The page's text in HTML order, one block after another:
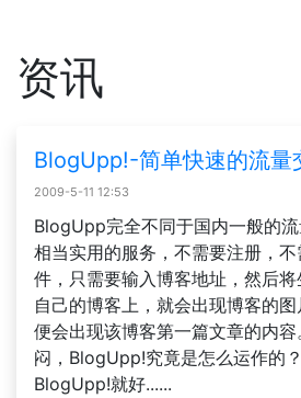
资讯
BlogUpp!-简单快速的流量
2009-5-11 12:53
BlogUpp完全不同于国内一般的
相当实用的服务，不需要注册，
件，只需要输入博客地址，然后
自己的博客上，就会出现博客的
便会出现该博客第一篇文章的内
闷，BlogUpp!究竟是怎么运作的
BlogUpp!就好......